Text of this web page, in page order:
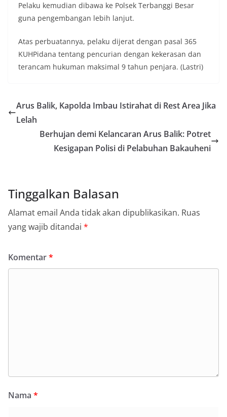
Pelaku kemudian dibawa ke Polsek Terbanggi Besar
guna pengembangan lebih lanjut.
Atas perbuatannya, pelaku dijerat dengan pasal 365
KUHPidana tentang pencurian dengan kekerasan dan
terancam hukuman maksimal 9 tahun penjara. (Lastri)
Arus Balik, Kapolda Imbau Istirahat di Rest Area Jika
Lelah
Berhujan demi Kelancaran Arus Balik: Potret
Kesigapan Polisi di Pelabuhan Bakauheni
Tinggalkan Balasan
Alamat email Anda tidak akan dipublikasikan. Ruas
yang wajib ditandai *
Komentar*
Nama *